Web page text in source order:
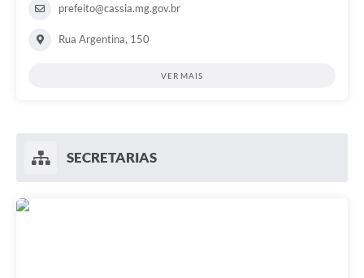
prefeito@cassia.mg.gov.br
Rua Argentina, 150
VER MAIS
SECRETARIAS